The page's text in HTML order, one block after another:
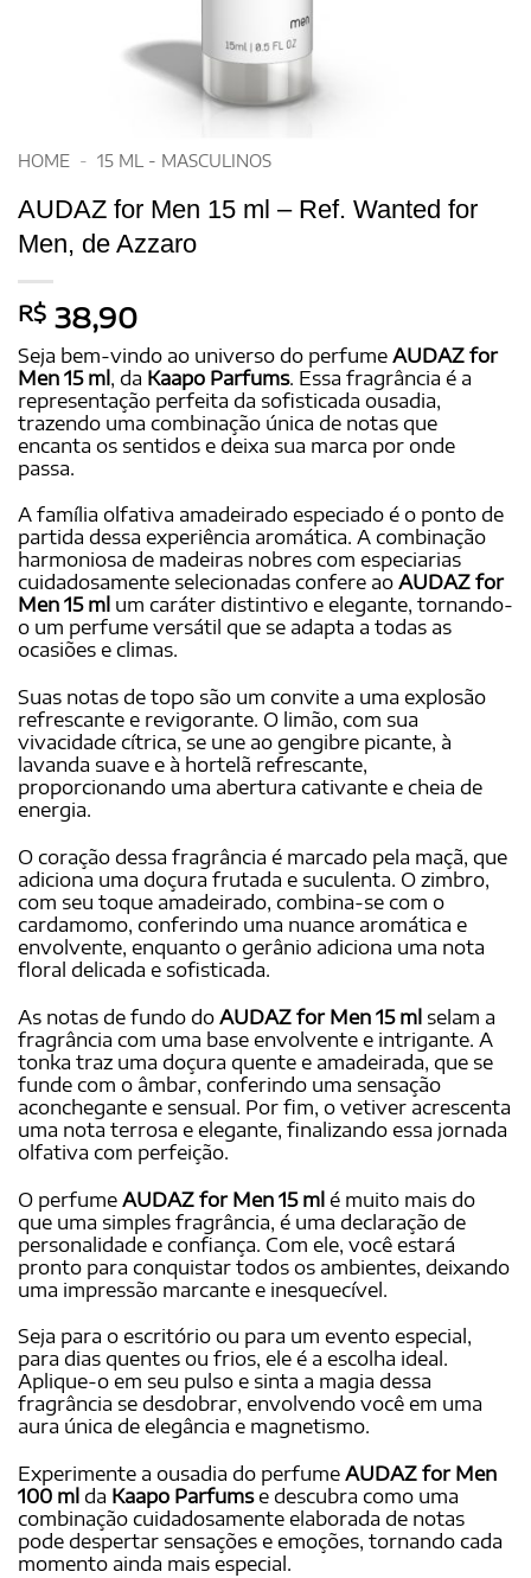
HOME - 15 ML - MASCULINOS
AUDAZ for Men 15 ml – Ref. Wanted for
Men, de Azzaro
R$ 38,90
Seja bem-vindo ao universo do perfume AUDAZ for
Men 15 ml, da Kaapo Parfums. Essa fragrância é a
representação perfeita da sofisticada ousadia,
trazendo uma combinação única de notas que
encanta os sentidos e deixa sua marca por onde
passa.
A família olfativa amadeirado especiado é o ponto de
partida dessa experiência aromática. A combinação
harmoniosa de madeiras nobres com especiarias
cuidadosamente selecionadas confere ao AUDAZ for
Men 15 ml um caráter distintivo e elegante, tornando-
o um perfume versátil que se adapta a todas as
ocasiões e climas.
Suas notas de topo são um convite a uma explosão
refrescante e revigorante. O limão, com sua
vivacidade cítrica, se une ao gengibre picante, à
lavanda suave e à hortelã refrescante,
proporcionando uma abertura cativante e cheia de
energia.
O coração dessa fragrância é marcado pela maçã, que
adiciona uma doçura frutada e suculenta. O zimbro,
com seu toque amadeirado, combina-se com o
cardamomo, conferindo uma nuance aromática e
envolvente, enquanto o gerânio adiciona uma nota
floral delicada e sofisticada.
As notas de fundo do AUDAZ for Men 15 ml selam a
fragrância com uma base envolvente e intrigante. A
tonka traz uma doçura quente e amadeirada, que se
funde com o âmbar, conferindo uma sensação
aconchegante e sensual. Por fim, o vetiver acrescenta
uma nota terrosa e elegante, finalizando essa jornada
olfativa com perfeição.
O perfume AUDAZ for Men 15 ml é muito mais do
que uma simples fragrância, é uma declaração de
personalidade e confiança. Com ele, você estará
pronto para conquistar todos os ambientes, deixando
uma impressão marcante e inesquecível.
Seja para o escritório ou para um evento especial,
para dias quentes ou frios, ele é a escolha ideal.
Aplique-o em seu pulso e sinta a magia dessa
fragrância se desdobrar, envolvendo você em uma
aura única de elegância e magnetismo.
Experimente a ousadia do perfume AUDAZ for Men
100 ml da Kaapo Parfumse descubra como uma
combinação cuidadosamente elaborada de notas
pode despertar sensações e emoções, tornando cada
momento ainda mais especial.